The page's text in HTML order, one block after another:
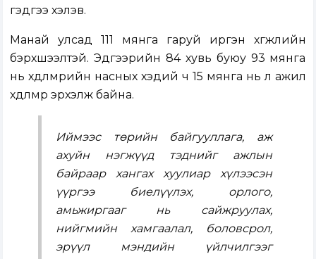
гэдгээ хэлэв.
Манай улсад 111 мянга гаруй иргэн хөгжлийн
бэрхшээлтэй. Эдгээрийн 84 хувь буюу 93 мянга
нь хөдөлмөрийн насных хэдий ч 15 мянга нь л ажил
хөдөлмөр эрхэлж байна.
Иймээс төрийн байгууллага, аж
ахуйн нэгжүүд тэднийг ажлын
байраар хангах хуулиар хүлээсэн
үүргээ биелүүлэх, орлого,
амьжиргааг нь сайжруулах,
нийгмийн хамгаалал, боловсрол,
эрүүл мэндийн үйлчилгээг